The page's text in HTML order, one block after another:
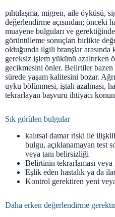
pıhtılaşma, migren, aile öyküsü,
değerlendirme açısından; önceki
muayene bulguları ve
görüntüleme sonuçları birlikte
olduğunda ilgili branşlar arasında
gereksiz işlem yükünü azaltırken
gecikmesini önler. Belirtiler bazen
sürede yaşam kalitesini bozar.
uyku bölünmesi, iştah azalması,
tekrarlayan başvuru ihtiyacı
Sık görülen bulgular
kalıtsal damar riski ile
bulgu, açıklanamayan test
veya tanı belirsizliği
Belirtinin tekrarlaması veya
Eşlik eden hastalık ya da
Kontrol gerektiren yeni
Daha erken değerlendirme